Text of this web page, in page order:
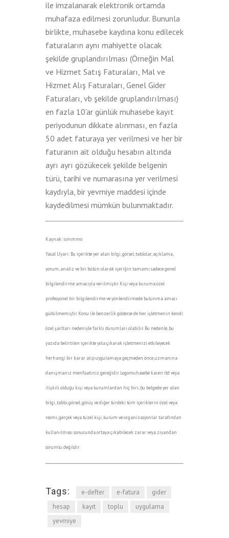
ile imzalanarak elektronik ortamda
muhafaza edilmesi zorunludur. Bununla
birlikte, muhasebe kaydına konu edilecek
faturaların aynı mahiyette olacak
şekilde gruplandırılması (Örneğin Mal
ve Hizmet Satış Faturaları, Mal ve
Hizmet Alış Faturaları, Genel Gider
Faturaları, vb şekilde gruplandırılması)
en fazla 10’ar günlük muhasebe kayıt
periyodunun dikkate alınması, en fazla
50 adet faturaya yer verilmesi ve her bir
faturanın ait olduğu hesabın altında
ayrı ayrı gözükecek şekilde belgenin
türü, tarihi ve numarasına yer verilmesi
kaydıyla, bir yevmiye maddesi içinde
kaydedilmesi mümkün bulunmaktadır.
Kaynak: ismmmo
Yasal Uyarı: Bu içerikte yer alan bilgi, görsel, tablolar, açıklama,
yorum, analiz ve bir bütün olarak içeriğin tamamı sadece genel
bilgilendirme amacıyla verilmiştir. Kişi veya kuruma özel
profesyonel bir bilgilendirme ve yönlendirmede bulunma amacı
güdülmemiştir. Konu ile benzerlik gösterse de her işletmenin kendi
özel şartları nedeniyle farklı durumları olabilir. Bu nedenle, bu
yazıda belirtilen içerikte yola çıkarak işletmenizi etkileyecek
herhangi bir karar alıp uygulamaya geçmeden önce, uzmanına
danışmanız menfaatiniz gereğidir. Logomuhasebe karen ltd veya
ilişkili olduğu kişi veya kurumlardan hiç biri, bu belgede yer alan
bilgi, tablo, görsel, görüş ve diğer türdeki tüm içeriklerin özel veya
resmi, gerçek veya tüzel kişi, kurum ve organizasyonlar tarafından
kullanılması sonucunda ortaya çıkabilecek zarar veya ziyandan
sorumlu değildir.
Tags: e-defter e-fatura
gider
hesap
kayıt toplu
uygulama
yevmiye